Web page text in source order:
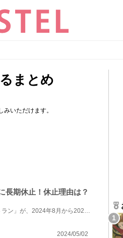
まとめ
いただけます。
長期休止！休止理由は？
ディズニーランドのブッフェレストラン「クリスタルパレス・レストラン」が、2024年8月から2025年4月ま...
2024/05/02